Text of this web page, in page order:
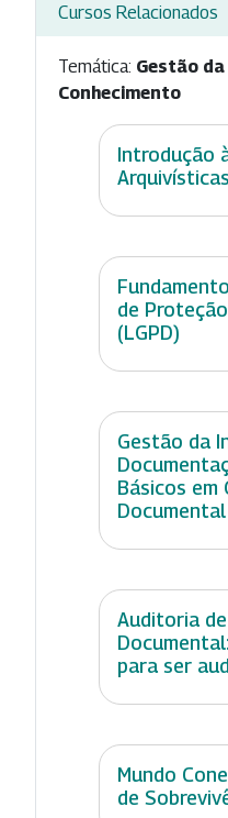
Cursos Relacionados
Temática: Gestão
Conhecimento
Introdução
Arquivísticas
de
(LGPD)
Gestão da
Básicos em
Documental
Auditoria
para ser
Mundo
de